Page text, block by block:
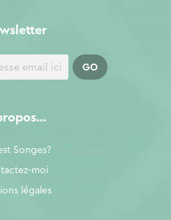
Songes?
moi
légales